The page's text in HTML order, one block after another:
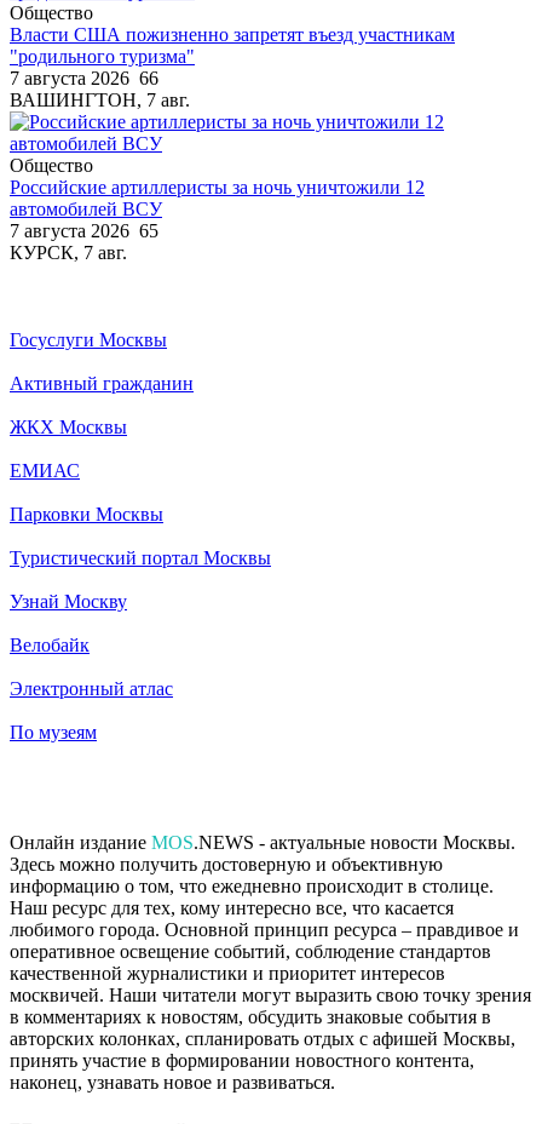
Общество
Власти США пожизненно запретят въезд участникам
"родильного туризма"
7 августа 2026 66
ВАШИНГТОН, 7 авг.
Общество
Российские артиллеристы за ночь уничтожили 12
автомобилей ВСУ
7 августа 2026 65
КУРСК, 7 авг.
Госуслуги Москвы
Активный гражданин
ЖКХ Москвы
ЕМИАС
Парковки Москвы
Туристический портал Москвы
Узнай Москву
Велобайк
Электронный атлас
По музеям
Онлайн издание MOS.NEWS - актуальные новости Москвы.
Здесь можно получить достоверную и объективную
информацию о том, что ежедневно происходит в столице.
Наш ресурс для тех, кому интересно все, что касается
любимого города. Основной принцип ресурса – правдивое и
оперативное освещение событий, соблюдение стандартов
качественной журналистики и приоритет интересов
москвичей. Наши читатели могут выразить свою точку зрения
в комментариях к новостям, обсудить знаковые события в
авторских колонках, спланировать отдых с афишей Москвы,
принять участие в формировании новостного контента,
наконец, узнавать новое и развиваться.